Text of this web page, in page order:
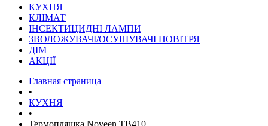
КУХНЯ
КЛІМАТ
ІНСЕКТИЦИДНІ ЛАМПИ
ЗВОЛОЖУВАЧІ/ОСУШУВАЧІ ПОВІТРЯ
ДІМ
АКЦІЇ
Главная страница
•
КУХНЯ
•
Термопляшка Noveen TB410